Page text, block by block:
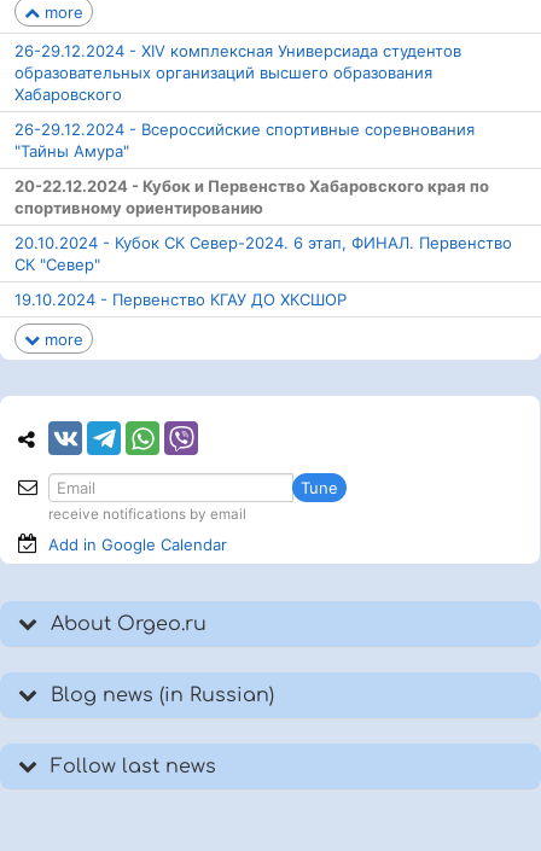
more
26-29.12.2024 - XIV комплексная Универсиада студентов
образовательных организаций высшего образования
Хабаровского
26-29.12.2024 - Всероссийские спортивные соревнования
"Тайны Амура"
20-22.12.2024 - Кубок и Первенство Хабаровского края по
спортивному ориентированию
20.10.2024 - Кубок СК Север-2024. 6 этап, ФИНАЛ. Первенство
СК "Север"
19.10.2024 - Первенство КГАУ ДО ХКСШОР
more
Tune
receive notifications by email
Add in Google Calendar
About Orgeo.ru
Blog news (in Russian)
Follow last news